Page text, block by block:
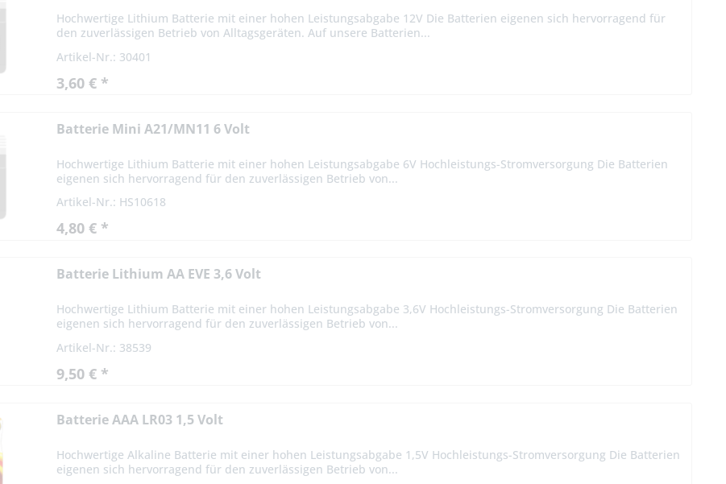
Hochwertige Lithium Batterie mit einer hohen Leistungsabgabe 12V Die Batterien eigenen sich hervorragend für
den zuverlässigen Betrieb von Alltagsgeräten. Auf unsere Batterien...
Artikel-Nr.: 30401
3,60 € *
Batterie Mini A21/MN11 6 Volt
Hochwertige Lithium Batterie mit einer hohen Leistungsabgabe 6V Hochleistungs-Stromversorgung Die Batterien
eigenen sich hervorragend für den zuverlässigen Betrieb von...
Artikel-Nr.: HS10618
4,80 € *
Batterie Lithium AA EVE 3,6 Volt
Hochwertige Lithium Batterie mit einer hohen Leistungsabgabe 3,6V Hochleistungs-Stromversorgung Die Batterien
eigenen sich hervorragend für den zuverlässigen Betrieb von...
Artikel-Nr.: 38539
9,50 € *
Batterie AAA LR03 1,5 Volt
Hochwertige Alkaline Batterie mit einer hohen Leistungsabgabe 1,5V Hochleistungs-Stromversorgung Die Batterien
eigenen sich hervorragend für den zuverlässigen Betrieb von...